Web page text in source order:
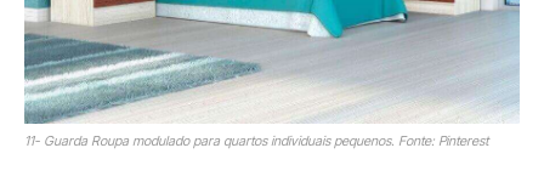
11- Guarda Roupa modulado para quartos individuais pequenos. Fonte: Pinterest